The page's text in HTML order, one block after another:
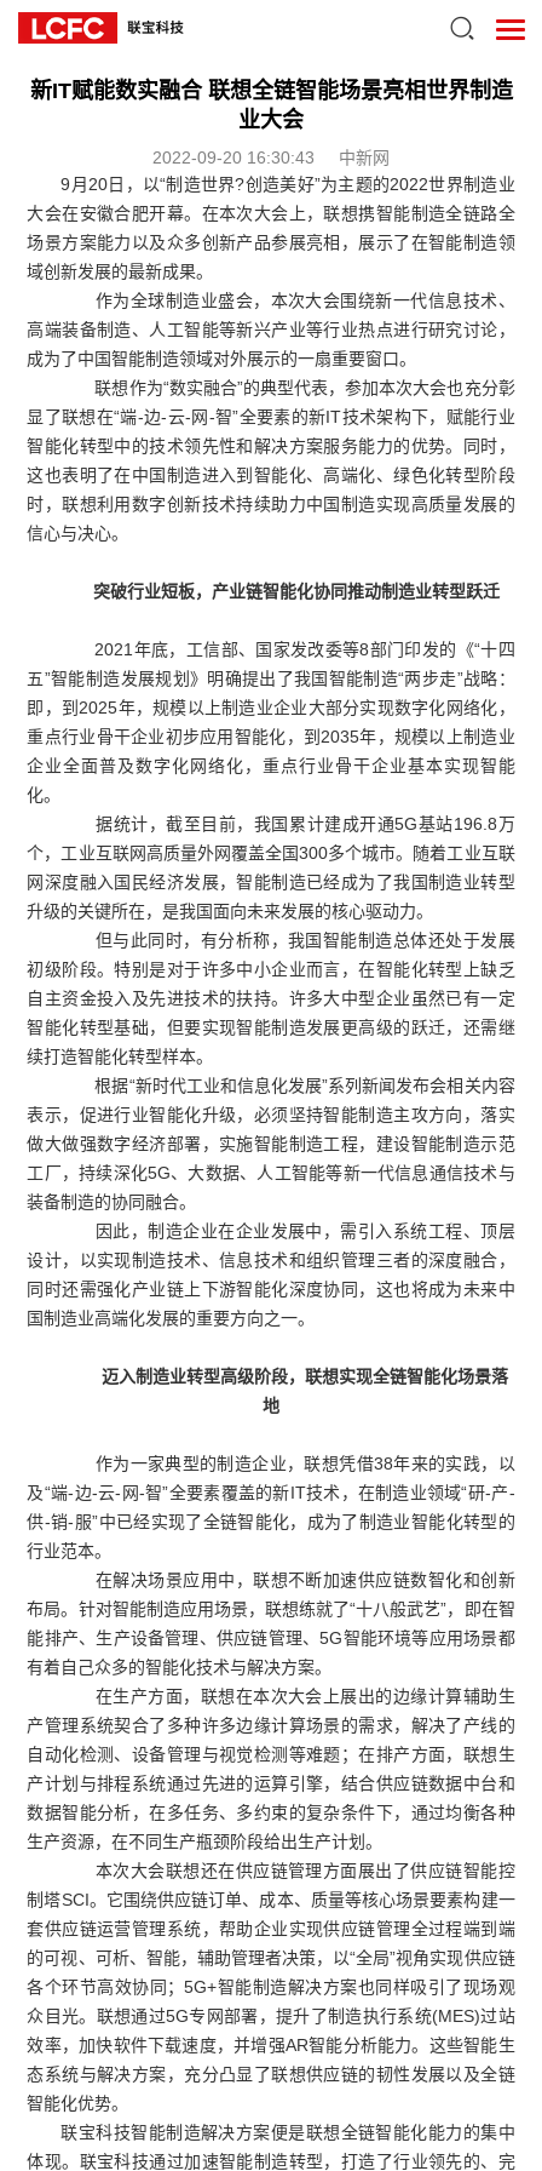
新IT赋能数实融合 联想全链智能场景亮相世界制造
业大会
2022-09-20 16:30:43
中新网
9月20日，以“制造世界?创造美好”为主题的2022世界制造业
大会在安徽合肥开幕。在本次大会上，联想携智能制造全链路全
场景方案能力以及众多创新产品参展亮相，展示了在智能制造领
域创新发展的最新成果。
作为全球制造业盛会，本次大会围绕新一代信息技术、
高端装备制造、人工智能等新兴产业等行业热点进行研究讨论，
成为了中国智能制造领域对外展示的一扇重要窗口。
联想作为“数实融合”的典型代表，参加本次大会也充分彰
显了联想在“端-边-云-网-智”全要素的新IT技术架构下，赋能行业
智能化转型中的技术领先性和解决方案服务能力的优势。同时，
这也表明了在中国制造进入到智能化、高端化、绿色化转型阶段
时，联想利用数字创新技术持续助力中国制造实现高质量发展的
信心与决心。
突破行业短板，产业链智能化协同推动制造业转型跃迁
2021年底，工信部、国家发改委等8部门印发的《“十四
五”智能制造发展规划》明确提出了我国智能制造“两步走”战略：
即，到2025年，规模以上制造业企业大部分实现数字化网络化，
重点行业骨干企业初步应用智能化，到2035年，规模以上制造业
企业全面普及数字化网络化，重点行业骨干企业基本实现智能
化。
据统计，截至目前，我国累计建成开通5G基站196.8万
个，工业互联网高质量外网覆盖全国300多个城市。随着工业互联
网深度融入国民经济发展，智能制造已经成为了我国制造业转型
升级的关键所在，是我国面向未来发展的核心驱动力。
但与此同时，有分析称，我国智能制造总体还处于发展
初级阶段。特别是对于许多中小企业而言，在智能化转型上缺乏
自主资金投入及先进技术的扶持。许多大中型企业虽然已有一定
智能化转型基础，但要实现智能制造发展更高级的跃迁，还需继
续打造智能化转型样本。
根据“新时代工业和信息化发展”系列新闻发布会相关内容
表示，促进行业智能化升级，必须坚持智能制造主攻方向，落实
做大做强数字经济部署，实施智能制造工程，建设智能制造示范
工厂，持续深化5G、大数据、人工智能等新一代信息通信技术与
装备制造的协同融合。
因此，制造企业在企业发展中，需引入系统工程、顶层
设计，以实现制造技术、信息技术和组织管理三者的深度融合，
同时还需强化产业链上下游智能化深度协同，这也将成为未来中
国制造业高端化发展的重要方向之一。
迈入制造业转型高级阶段，联想实现全链智能化场景落
地
作为一家典型的制造企业，联想凭借38年来的实践，以
及“端-边-云-网-智”全要素覆盖的新IT技术，在制造业领域“研-产-
供-销-服”中已经实现了全链智能化，成为了制造业智能化转型的
行业范本。
在解决场景应用中，联想不断加速供应链数智化和创新
布局。针对智能制造应用场景，联想练就了“十八般武艺”，即在智
能排产、生产设备管理、供应链管理、5G智能环境等应用场景都
有着自己众多的智能化技术与解决方案。
在生产方面，联想在本次大会上展出的边缘计算辅助生
产管理系统契合了多种许多边缘计算场景的需求，解决了产线的
自动化检测、设备管理与视觉检测等难题；在排产方面，联想生
产计划与排程系统通过先进的运算引擎，结合供应链数据中台和
数据智能分析，在多任务、多约束的复杂条件下，通过均衡各种
生产资源，在不同生产瓶颈阶段给出生产计划。
本次大会联想还在供应链管理方面展出了供应链智能控
制塔SCI。它围绕供应链订单、成本、质量等核心场景要素构建一
套供应链运营管理系统，帮助企业实现供应链管理全过程端到端
的可视、可析、智能，辅助管理者决策，以“全局”视角实现供应链
各个环节高效协同；5G+智能制造解决方案也同样吸引了现场观
众目光。联想通过5G专网部署，提升了制造执行系统(MES)过站
效率，加快软件下载速度，并增强AR智能分析能力。这些智能生
态系统与解决方案，充分凸显了联想供应链的韧性发展以及全链
智能化优势。
联宝科技智能制造解决方案便是联想全链智能化能力的集中
体现。联宝科技通过加速智能制造转型，打造了行业领先的、完